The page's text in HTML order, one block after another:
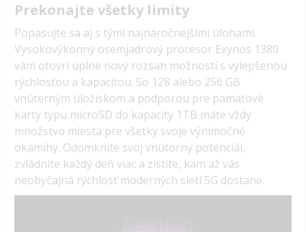
Prekonajte všetky limity
Popasujte sa aj s tými najnáročnejšími úlohami.
Vysokovýkonný osemjadrový procesor Exynos 1380
vám otovrí úplne nový rozsah možností s vylepšenou
rýchlosťou a kapacitou. So 128 alebo 256 GB
vnúterným úložiskom a podporou pre pamäťové
karty typu microSD do kapacity 1TB máte vždy
množstvo miesta pre všetky svoje výnimočné
okamihy. Odomknite svoj vnútorný potenciál,
zvládnite každý deň viac a zistite, kam až vás
neobyčajná rýchlosť moderných sietí 5G dostane.